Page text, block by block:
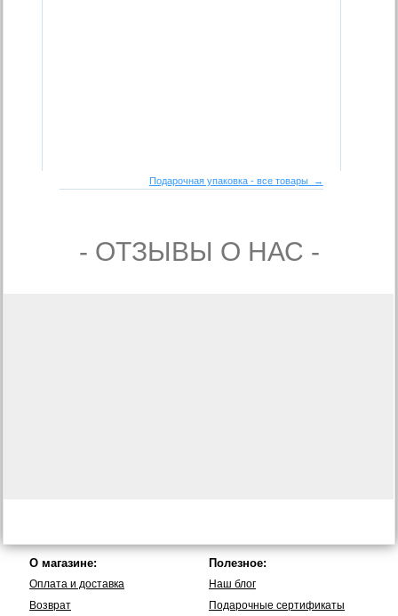
Подарочная упаковка - все товары →
- ОТЗЫВЫ О НАС -
О магазине:
Оплата и доставка
Возврат
Полезное:
Наш блог
Подарочные сертификаты